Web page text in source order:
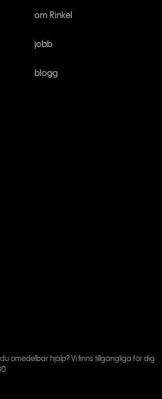
om Rinkel
jobb
blogg
omedelbar hjälp? Vi finns tillgängliga för dig